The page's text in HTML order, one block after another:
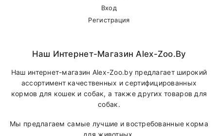
Вход
Регистрация
Наш Интернет-Магазин Alex-Zoo.by
Наш интернет-магазин Alex-Zoo.by предлагает широкий
ассортимент качественных и сертифицированных
кормов для кошек и собак, а также других товаров для
собак.
Мы предлагаем самые лучшие и востребованные корма
для животных.